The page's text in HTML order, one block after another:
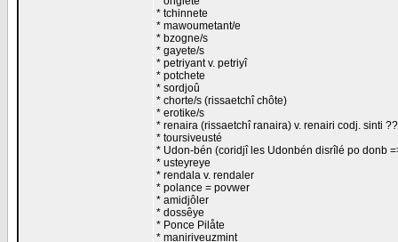
* tchinnete
* mawoumetant/e
* bzogne/s
* gayete/s
* petriyant v. petriyî
* potchete
* sordjoû
* chorte/s (rissaetchî chôte)
* erotike/s
* renaira (rissaetchî ranaira) v. renairi codj. sinti ??
* toursiveusté
* Udon-bén (coridjî les Udonbén disrîlé po donb
* usteyreye
* rendala v. rendaler
* polance = povwer
* amidjôler
* dossêye
* Ponce Pilåte
* maniriveuzmint